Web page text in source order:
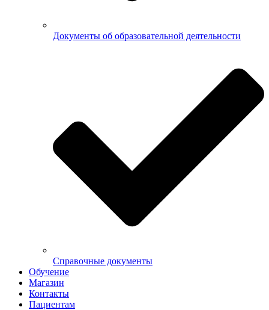
Документы об образовательной деятельности
Справочные документы
Обучение
Магазин
Контакты
Пациентам